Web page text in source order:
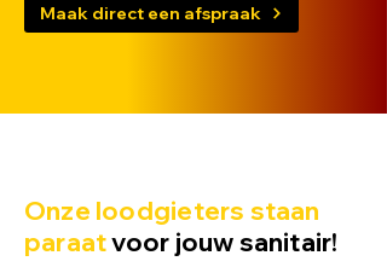
Maak direct een afspraak
Onze loodgieters staan
paraatvoor jouw sanitair!